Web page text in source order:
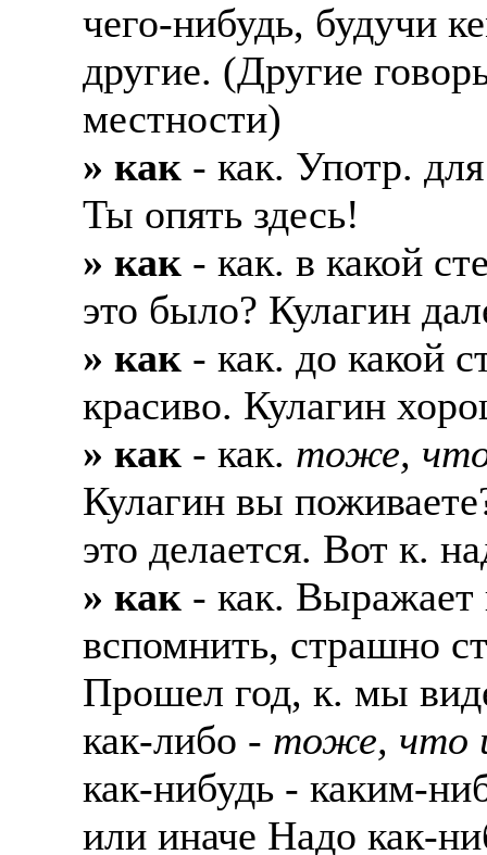
чего-нибудь, будучи
другие. (Другие
местности)
» как - как. Употр.
Ты опять здесь!
» как - как. в какой
это было? Кулагин
» как - как. до какой
красиво. Кулагин
» как - как. тоже,
Кулагин вы
это делается. Вот к.
» как - как.
вспомнить, страшно
Прошел год, к. мы
как-либо - тоже, что
как-нибудь - каким-
или иначе Надо как-